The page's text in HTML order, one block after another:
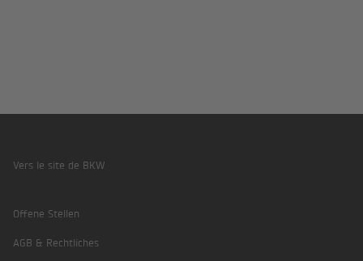
Footer
Vers le site de BKW
Offene Stellen
AGB & Rechtliches